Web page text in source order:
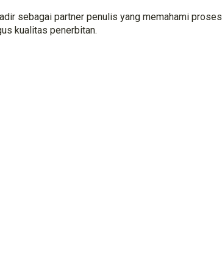
sebagai partner penulis yang memahami
kualitas penerbitan.